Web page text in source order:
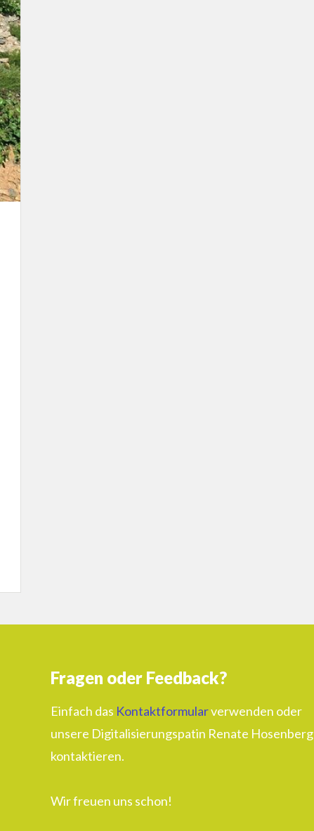
Fragen oder Feedback?
Einfach das Kontaktformularverwenden oder
unsere Digitalisierungspatin Renate Hosenberg
kontaktieren.
Wir freuen uns schon!